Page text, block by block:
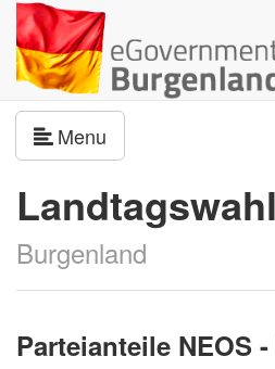
Menu
Burgenland
Parteianteile NEOS